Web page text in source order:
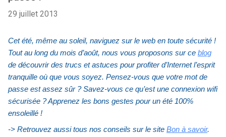
29 juillet 2013
Cet été, même au soleil, naviguez sur le web en toute sécurité !
Tout au long du mois d’août, nous vous proposons sur ce blog
de découvrir des trucs et astuces pour profiter d’Internet l’esprit
tranquille où que vous soyez. Pensez-vous que votre mot de
passe est assez sûr ? Savez-vous ce qu’est une connexion wifi
sécurisée ? Apprenez les bons gestes pour un été 100%
ensoleillé !
-> Retrouvez aussi tous nos conseils sur le site Bon à savoir.